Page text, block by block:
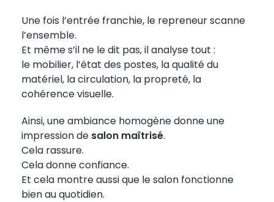
Une fois l’entrée franchie, le repreneur scanne
l’ensemble.
Et même s’il ne le dit pas, il analyse tout :
le mobilier, l’état des postes, la qualité du
matériel, la circulation, la propreté, la
cohérence visuelle.
Ainsi, une ambiance homogène donne une
impression de salon maîtrisé.
Cela rassure.
Cela donne confiance.
Et cela montre aussi que le salon fonctionne
bien au quotidien.